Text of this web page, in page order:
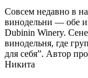
Совсем недавно в
винодельни — обе
Dubinin Winery.
винодельня, где
для себя”. Автор
Никита